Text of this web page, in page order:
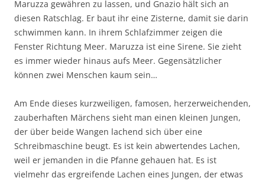
Maruzza gewähren zu lassen, und Gnazio hält sich an
diesen Ratschlag. Er baut ihr eine Zisterne, damit sie darin
schwimmen kann. In ihrem Schlafzimmer zeigen die
Fenster Richtung Meer. Maruzza ist eine Sirene. Sie zieht
es immer wieder hinaus aufs Meer. Gegensätzlicher
können zwei Menschen kaum sein…
Am Ende dieses kurzweiligen, famosen, herzerweichenden,
zauberhaften Märchens sieht man einen kleinen Jungen,
der über beide Wangen lachend sich über eine
Schreibmaschine beugt. Es ist kein abwertendes Lachen,
weil er jemanden in die Pfanne gehauen hat. Es ist
vielmehr das ergreifende Lachen eines Jungen, der etwas